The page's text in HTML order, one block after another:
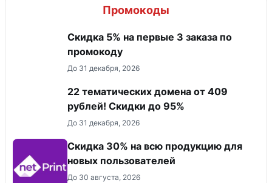
Промокоды
Скидка 5% на первые 3 заказа по
промокоду
До 31 декабря, 2026
22 тематических домена от 409
рублей! Скидки до 95%
До 31 декабря, 2026
Скидка 30% на всю продукцию для
новых пользователей
До 30 августа, 2026